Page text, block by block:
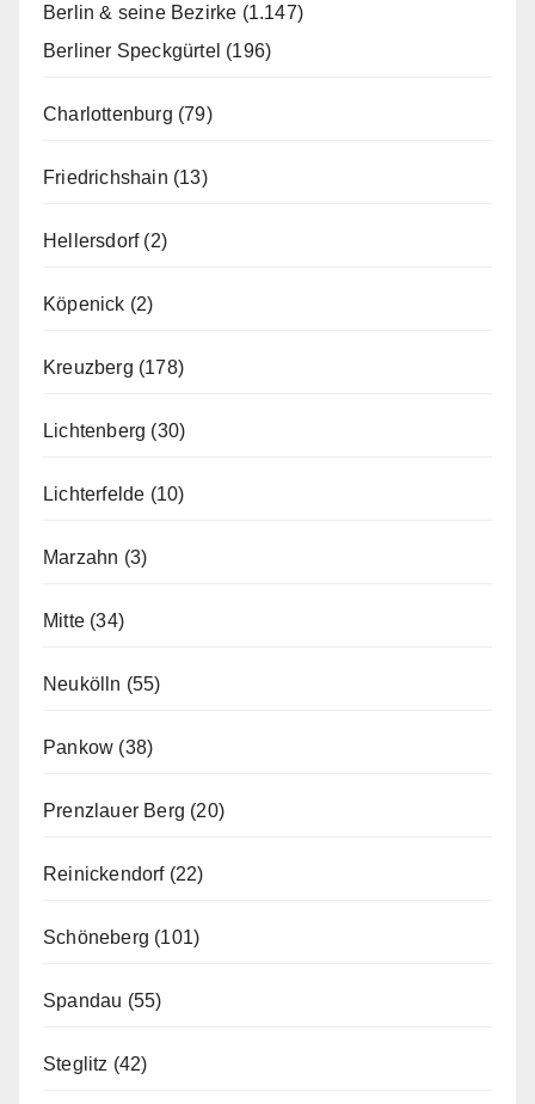
Berlin & seine Bezirke (1.147)
Berliner Speckgürtel (196)
Charlottenburg (79)
Friedrichshain (13)
Hellersdorf(2)
Köpenick (2)
Kreuzberg (178)
Lichtenberg (30)
Lichterfelde (10)
Marzahn (3)
Mitte (34)
Neukölln (55)
Pankow (38)
Prenzlauer Berg (20)
Reinickendorf(22)
Schöneberg (101)
Spandau (55)
Steglitz (42)